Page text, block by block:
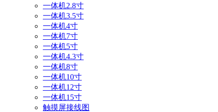
一体机2.8寸
一体机3.5寸
一体机4寸
一体机7寸
一体机5寸
一体机4.3寸
一体机8寸
一体机10寸
一体机12寸
一体机15寸
触摸屏接线图